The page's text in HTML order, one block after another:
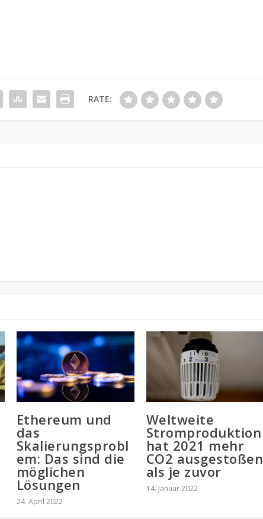
RATE:
Ethereum und
das
Skalierungsprobl
em: Das sind die
möglichen
Lösungen
24. April 2022
Weltweite
Stromproduktion
hat 2021 mehr
CO2 ausgestoßen
als je zuvor
14. Januar 2022